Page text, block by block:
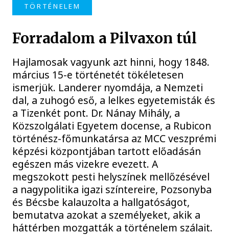
TÖRTÉNELEM
Forradalom a Pilvaxon túl
Hajlamosak vagyunk azt hinni, hogy 1848.
március 15-e történetét tökéletesen
ismerjük. Landerer nyomdája, a Nemzeti
dal, a zuhogó eső, a lelkes egyetemisták és
a Tizenkét pont. Dr. Nánay Mihály, a
Közszolgálati Egyetem docense, a Rubicon
történész-főmunkatársa az MCC veszprémi
képzési központjában tartott előadásán
egészen más vizekre evezett. A
megszokott pesti helyszínek mellőzésével
a nagypolitika igazi színtereire, Pozsonyba
és Bécsbe kalauzolta a hallgatóságot,
bemutatva azokat a személyeket, akik a
háttérben mozgatták a történelem szálait.